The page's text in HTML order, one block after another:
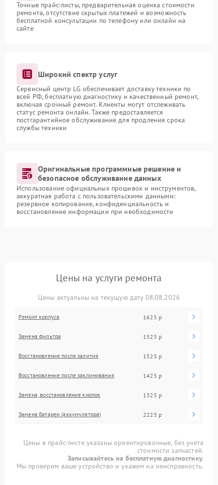
Точные прайс-листы, предварительная оценка стоимости
ремонта, отсутствие скрытых платежей и возможность
бесплатной консультации по телефону или онлайн на
сайте
Широкий спектр услуг
Сервисный центр LG обеспечивает доставку техники по
всей РФ, бесплатную диагностику и качественный ремонт,
включая срочный ремонт. Клиенты могут отслеживать
статус ремонта онлайн. Также предоставляется
постгарантийное обслуживание для продления срока
службы техники
Оригинальные программные решение и
безопасное обслуживание данных
Использование официальных прошивок и инструментов,
аккуратная работа с пользовательскими данными:
резервное копирование, конфиденциальность и
восстановление информации при необходимости
Цены на услуги ремонта
Цены актуальны на текущую дату 08.08.2026
Ремонт корпуса 1625 р
Замена фильтра 1525 р
Восстановление после залития 1525 р
Восстановление после заклинивания 1425 р
Замена, восстановление кнопок 1325 р
Замена батареи (аккумулятора) 2225 р
Цены в прайс-листе указаны ориентировочные, без учета
стоимости запчастей.
Записывайтесь на бесплатную диагностику.
Мы проверим ваше устройство и укажем на неисправность.